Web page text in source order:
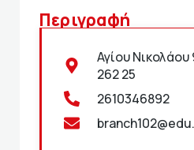
Περιγραφή
Αγίου
262 25
2610346892